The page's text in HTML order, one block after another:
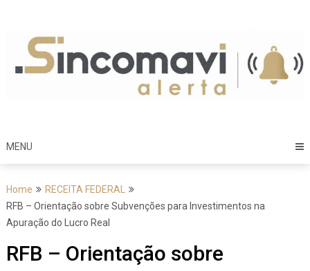
content
MENU
Home
RECEITA FEDERAL
RFB – Orientação sobre Subvenções para Investimentos na
Apuração do Lucro Real
RFB – Orientação sobre